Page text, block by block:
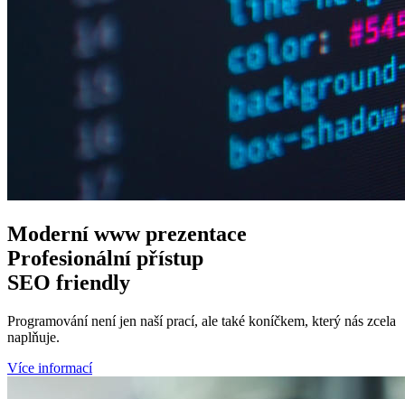
Moderní wwwprezentace
Profesionální přístup
SEO friendly
Programování není jen naší prací, ale také koníčkem, který nás zcela
naplňuje.
Více informací